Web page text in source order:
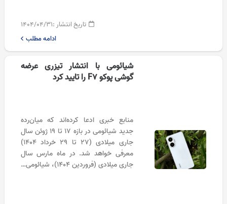
تاریخ انتشار :۱۴۰۴/۰۴/۳۱
ادامه مطلب
شیائومی با انتشار تیزری عرضه
گوشی پوکو F7 را تایید کرد
منابع خبری ادعا کرده‌اند که میان‌رده
جدید شیائومی در بازه ۱۷ تا ۱۹ ژوئن سال
جاری میلادی (۲۷ تا ۲۹ خرداد ۱۴۰۴)
معرفی خواهد شد. در ماه مارس سال
جاری میلادی (فروردین ۱۴۰۴)، شیائومی…